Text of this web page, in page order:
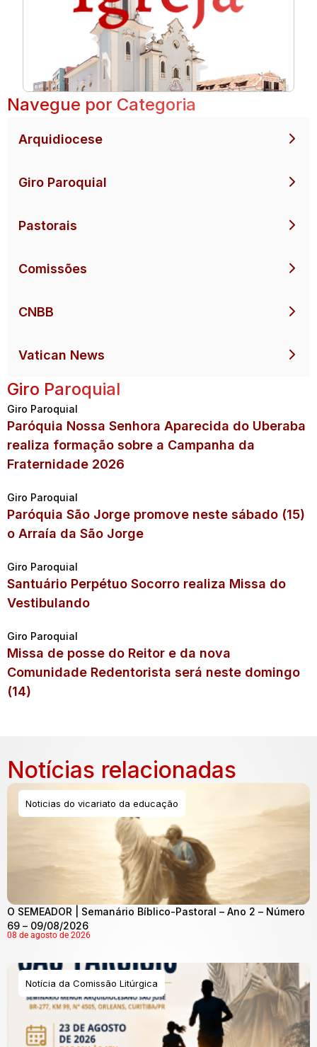
Navegue por Categoria
Arquidiocese
Giro Paroquial
Pastorais
Comissões
CNBB
Vatican News
Giro Paroquial
Giro Paroquial
Paróquia Nossa Senhora Aparecida do Uberaba
realiza formação sobre a Campanha da
Fraternidade 2026
Giro Paroquial
Paróquia São Jorge promove neste sábado (15)
o Arraía da São Jorge
Giro Paroquial
Santuário Perpétuo Socorro realiza Missa do
Vestibulando
Giro Paroquial
Missa de posse do Reitor e da nova
Comunidade Redentorista será neste domingo
(14)
Notícias relacionadas
Noticias do vicariato da educação
O SEMEADOR | Semanário Bíblico-Pastoral – Ano 2 – Número
69 – 09/08/2026
08 de agosto de 2026
Notícia da Comissão Litúrgica